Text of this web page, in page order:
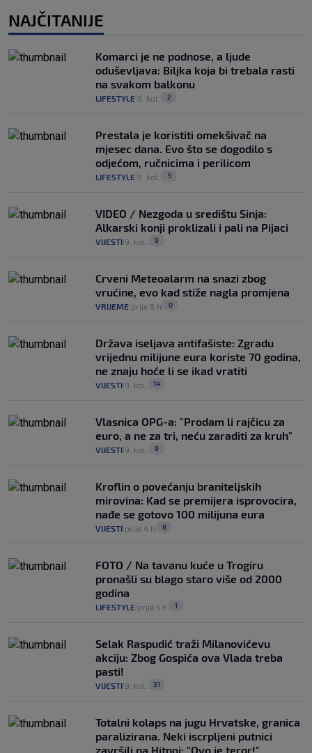
NAJČITANIJE
Komarci je ne podnose, a ljude
oduševljava: Biljka koja bi trebala rasti
na svakom balkonu
LIFESTYLE 9. kol. 2
Prestala je koristiti omekšivač na
mjesec dana. Evo što se dogodilo s
odjećom, ručnicima i perilicom
LIFESTYLE 9. kol. 5
VIDEO / Nezgoda u središtu Sinja:
Alkarski konji proklizali i pali na Pijaci
VIJESTI 9. kol. 9
Crveni Meteoalarm na snazi zbog
vrućine, evo kad stiže nagla promjena
VRIJEME prije 6 h 0
Država iseljava antifašiste: Zgradu
vrijednu milijune eura koriste 70 godina,
ne znaju hoće li se ikad vratiti
VIJESTI 9. kol. 14
Vlasnica OPG-a: "Prodam li rajčicu za
euro, a ne za tri, neću zaraditi za kruh"
VIJESTI 9. kol. 9
Kroflin o povećanju braniteljskih
mirovina: Kad se premijera isprovocira,
nađe se gotovo 100 milijuna eura
VIJESTI prije 4 h 8
FOTO / Na tavanu kuće u Trogiru
pronašli su blago staro više od 2000
godina
LIFESTYLE prije 5 h 1
Selak Raspudić traži Milanovićevu
akciju: Zbog Gospića ova Vlada treba
pasti!
VIJESTI 9. kol. 31
Totalni kolaps na jugu Hrvatske, granica
paralizirana. Neki iscrpljeni putnici
završili na Hitnoj: "Ovo je teror!"